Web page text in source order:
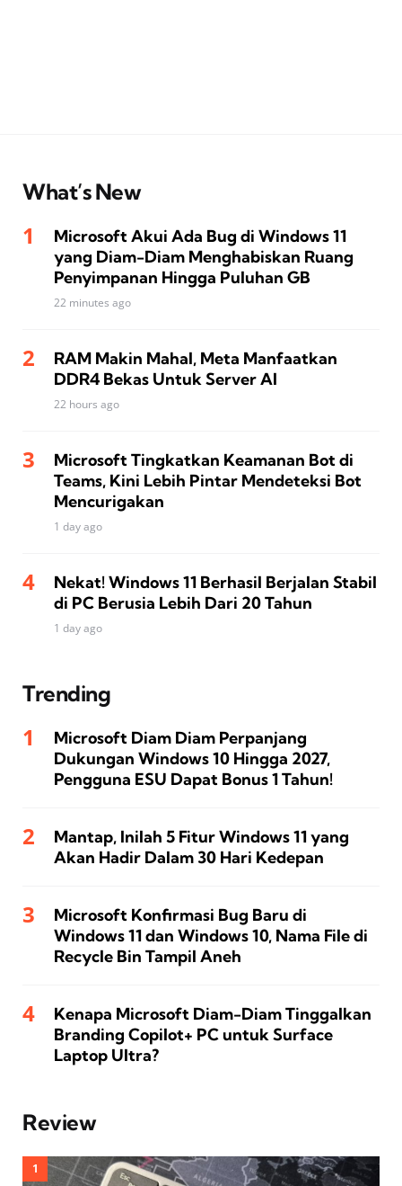
What’s New
Microsoft Akui Ada Bug di Windows 11
yang Diam-Diam Menghabiskan Ruang
Penyimpanan Hingga Puluhan GB
22 minutes ago
RAM Makin Mahal, Meta Manfaatkan
DDR4 Bekas Untuk Server AI
22 hours ago
Microsoft Tingkatkan Keamanan Bot di
Teams, Kini Lebih Pintar Mendeteksi Bot
Mencurigakan
1 day ago
Nekat! Windows 11 Berhasil Berjalan Stabil
di PC Berusia Lebih Dari 20 Tahun
1 day ago
Trending
Microsoft Diam Diam Perpanjang
Dukungan Windows 10 Hingga 2027,
Pengguna ESU Dapat Bonus 1 Tahun!
Mantap, Inilah 5 Fitur Windows 11 yang
Akan Hadir Dalam 30 Hari Kedepan
Microsoft Konfirmasi Bug Baru di
Windows 11 dan Windows 10, Nama File di
Recycle Bin Tampil Aneh
Kenapa Microsoft Diam-Diam Tinggalkan
Branding Copilot+ PC untuk Surface
Laptop Ultra?
Review